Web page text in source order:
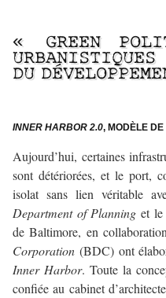
« GREEN
DU
INNER HARBOR 2.0, MODÈLE
Aujourd’hui, certaines
sont détériorées, et le port,
isolat sans lien véritable
Department of Planninget le
de Baltimore, en
Corporation (BDC) ont
Inner Harbor. Toute la
confiée au cabinet